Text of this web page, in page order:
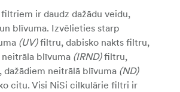
ir daudz dažādu veidu,
blīvuma. Izvēlieties starp
(UV)filtru, dabisko nakts filtru,
blīvuma (IRND)filtru,
neitrālā blīvuma (ND)
citu. Visi NiSi cilkulārie filtri ir